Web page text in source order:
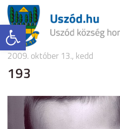
Eszköztár megnyitása
2009. október 13., kedd
193